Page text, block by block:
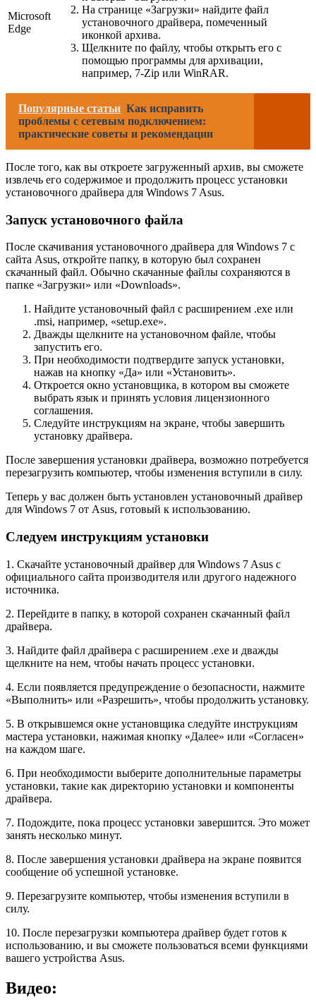
Microsoft
Edge
На странице «Загрузки» найдите файл
установочного драйвера, помеченный
иконкой архива.
Щелкните по файлу, чтобы открыть его с
помощью программы для архивации,
например, 7-Zip или WinRAR.
Популярные статьи Как исправить
проблемы с сетевым подключением:
практические советы и рекомендации
После того, как вы откроете загруженный архив, вы сможете
извлечь его содержимое и продолжить процесс установки
установочного драйвера для Windows 7 Asus.
Запуск установочного файла
После скачивания установочного драйвера для Windows 7 с
сайта Asus, откройте папку, в которую был сохранен
скачанный файл. Обычно скачанные файлы сохраняются в
папке «Загрузки» или «Downloads».
Найдите установочный файл с расширением .exe или
.msi, например, «setup.exe».
Дважды щелкните на установочном файле, чтобы
запустить его.
При необходимости подтвердите запуск установки,
нажав на кнопку «Да» или «Установить».
Откроется окно установщика, в котором вы сможете
выбрать язык и принять условия лицензионного
соглашения.
Следуйте инструкциям на экране, чтобы завершить
установку драйвера.
После завершения установки драйвера, возможно потребуется
перезагрузить компьютер, чтобы изменения вступили в силу.
Теперь у вас должен быть установлен установочный драйвер
для Windows 7 от Asus, готовый к использованию.
Следуем инструкциям установки
1. Скачайте установочный драйвер для Windows 7 Asus с
официального сайта производителя или другого надежного
источника.
2. Перейдите в папку, в которой сохранен скачанный файл
драйвера.
3. Найдите файл драйвера с расширением .exe и дважды
щелкните на нем, чтобы начать процесс установки.
4. Если появляется предупреждение о безопасности, нажмите
«Выполнить» или «Разрешить», чтобы продолжить установку.
5. В открывшемся окне установщика следуйте инструкциям
мастера установки, нажимая кнопку «Далее» или «Согласен»
на каждом шаге.
6. При необходимости выберите дополнительные параметры
установки, такие как директорию установки и компоненты
драйвера.
7. Подождите, пока процесс установки завершится. Это может
занять несколько минут.
8. После завершения установки драйвера на экране появится
сообщение об успешной установке.
9. Перезагрузите компьютер, чтобы изменения вступили в
силу.
10. После перезагрузки компьютера драйвер будет готов к
использованию, и вы сможете пользоваться всеми функциями
вашего устройства Asus.
Видео: